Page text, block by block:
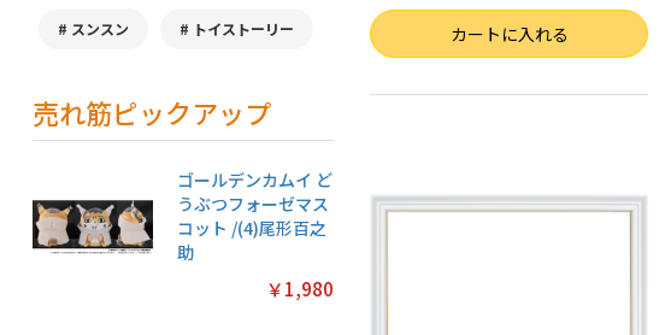
スンスン トイストーリー
売れ筋ピックアップ
ゴールデンカムイ ど
うぶつフォーゼマス
コット /(4)尾形百之
助
￥1,980
数量 カートに入れる